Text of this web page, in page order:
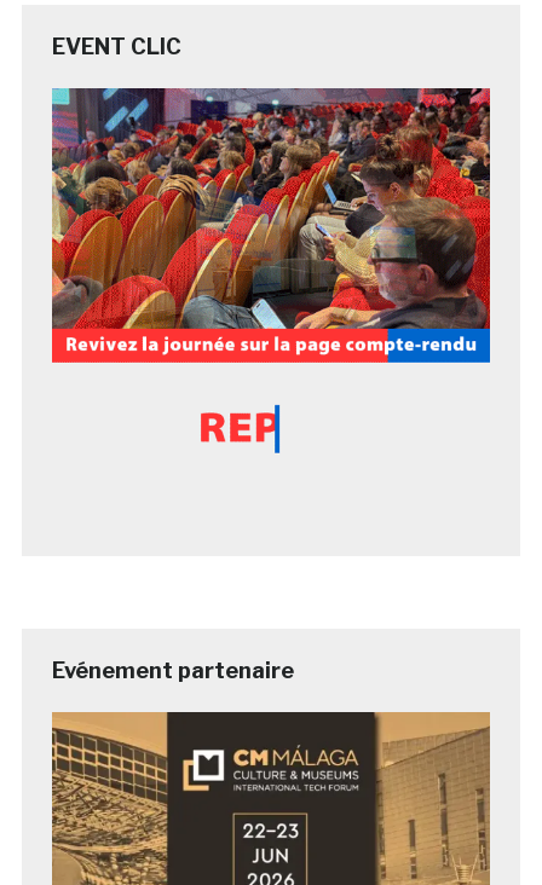
EVENT CLIC
Evénement partenaire